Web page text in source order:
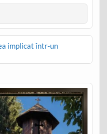
implicat într-un